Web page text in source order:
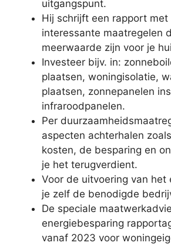
uitgangspunt.
Hij schrijft een rapport met
interessante maatregelen
meerwaarde zijn voor je
Investeer bijv. in:
plaatsen, woningisolatie,
plaatsen, zonnepanelen
infraroodpanelen.
Per
aspecten achterhalen
kosten, de besparing en
je het terugverdient.
Voor de uitvoering van het
je zelf de benodigde
De speciale
energiebesparing
vanaf 2023 voor